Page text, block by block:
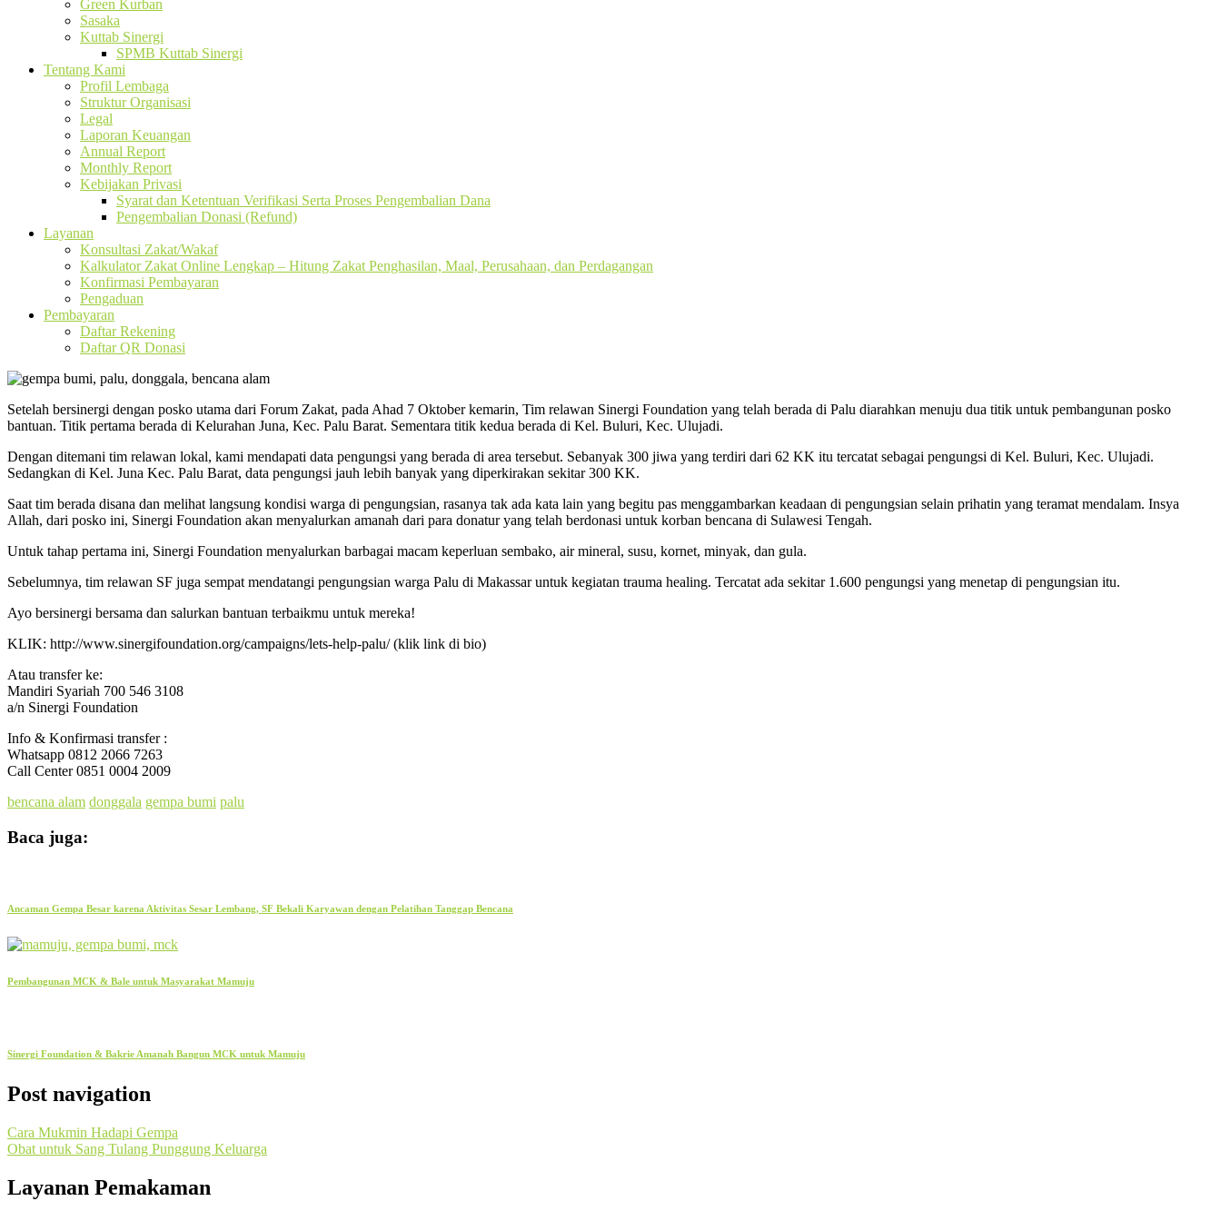
Green Kurban
Sasaka
Kuttab Sinergi
SPMB Kuttab Sinergi
Tentang Kami
Profil Lembaga
Struktur Organisasi
Legal
Laporan Keuangan
Annual Report
Monthly Report
Kebijakan Privasi
Syarat dan Ketentuan Verifikasi Serta Proses Pengembalian Dana
Pengembalian Donasi (Refund)
Layanan
Konsultasi Zakat/Wakaf
Kalkulator Zakat Online Lengkap – Hitung Zakat Penghasilan, Maal, Perusahaan, dan Perdagangan
Konfirmasi Pembayaran
Pengaduan
Pembayaran
Daftar Rekening
Daftar QR Donasi
Setelah bersinergi dengan posko utama dari Forum Zakat, pada Ahad 7 Oktober kemarin, Tim relawan Sinergi Foundation yang telah berada di Palu diarahkan menuju dua titik untuk pembangunan posko
bantuan. Titik pertama berada di Kelurahan Juna, Kec. Palu Barat. Sementara titik kedua berada di Kel. Buluri, Kec. Ulujadi.
Dengan ditemani tim relawan lokal, kami mendapati data pengungsi yang berada di area tersebut. Sebanyak 300 jiwa yang terdiri dari 62 KK itu tercatat sebagai pengungsi di Kel. Buluri, Kec. Ulujadi.
Sedangkan di Kel. Juna Kec. Palu Barat, data pengungsi jauh lebih banyak yang diperkirakan sekitar 300 KK.
Saat tim berada disana dan melihat langsung kondisi warga di pengungsian, rasanya tak ada kata lain yang begitu pas menggambarkan keadaan di pengungsian selain prihatin yang teramat mendalam. Insya
Allah, dari posko ini, Sinergi Foundation akan menyalurkan amanah dari para donatur yang telah berdonasi untuk korban bencana di Sulawesi Tengah.
Untuk tahap pertama ini, Sinergi Foundation menyalurkan barbagai macam keperluan sembako, air mineral, susu, kornet, minyak, dan gula.
Sebelumnya, tim relawan SF juga sempat mendatangi pengungsian warga Palu di Makassar untuk kegiatan trauma healing. Tercatat ada sekitar 1.600 pengungsi yang menetap di pengungsian itu.
Ayo bersinergi bersama dan salurkan bantuan terbaikmu untuk mereka!
KLIK: http://www.sinergifoundation.org/campaigns/lets-help-palu/ (klik link di bio)
Atau transfer ke:
Mandiri Syariah 700 546 3108
a/n Sinergi Foundation
Info & Konfirmasi transfer :
Whatsapp 0812 2066 7263
Call Center 0851 0004 2009
bencana alam donggala gempa bumi palu
Baca juga:
Ancaman Gempa Besar karena Aktivitas Sesar Lembang, SF Bekali Karyawan dengan Pelatihan Tanggap Bencana
Pembangunan MCK & Bale untuk Masyarakat Mamuju
Sinergi Foundation & Bakrie Amanah Bangun MCK untuk Mamuju
Post navigation
Cara Mukmin Hadapi Gempa
Obat untuk Sang Tulang Punggung Keluarga
Layanan Pemakaman